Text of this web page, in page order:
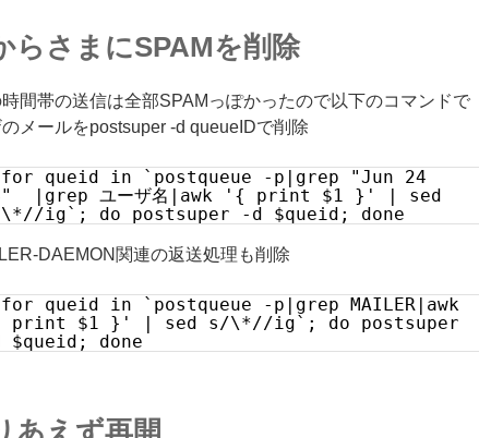
らさまにSPAMを削除
間帯の送信は全部SPAMっぽかったので以下のコマンドで
メールをpostsuper -d queueIDで削除
queid in `postqueue -p|grep "Jun 24
|grep ユーザ名|awk '{ print $1 }' | sed
ig`; do postsuper -d $queid; done
DAEMON関連の返送処理も削除
queid in `postqueue -p|grep MAILER|awk
print $1 }' | sed s/\*//ig`; do postsuper
$queid; done
あえず再開